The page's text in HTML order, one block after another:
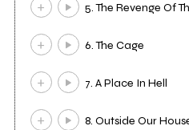
5. The Revenge Of
6. The Cage
7. A Place In Hell
8. Outside Our